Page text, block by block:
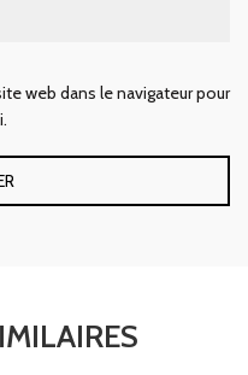
web dans le navigateur pour